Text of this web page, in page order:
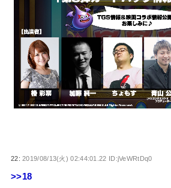
22:2019/08/13(火) 02:44:01.22 ID:jVeWRtDq0
>>18